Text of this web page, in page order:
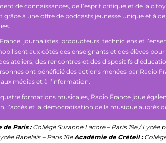
de connaissances, de l’esprit critique et de la
à une offre de podcasts jeunesse unique et à
journalistes, producteurs, techniciens et
aux côtés des enseignants et des élèves
ateliers, des rencontres et des dispositifs
ont bénéficié des actions menées par Radio
médias et à l’information.
quatre formations musicales, Radio France joue
l’accès et la démocratisation de la musique auprès
de Paris : Collège Suzanne Lacore – Paris 19e / Lycée
Rabelais – Paris 18eAcadémie de Créteil :